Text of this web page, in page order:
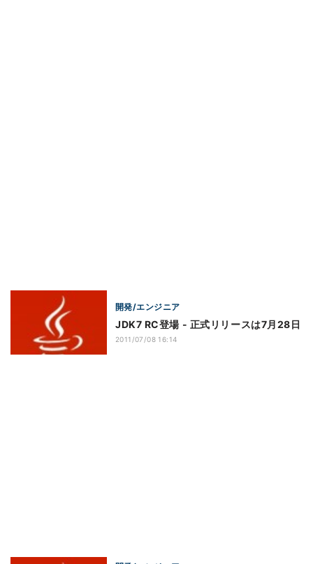
開発/エンジニア
JDK7 RC登場 - 正式リリースは7月28日
2011/07/08 16:14